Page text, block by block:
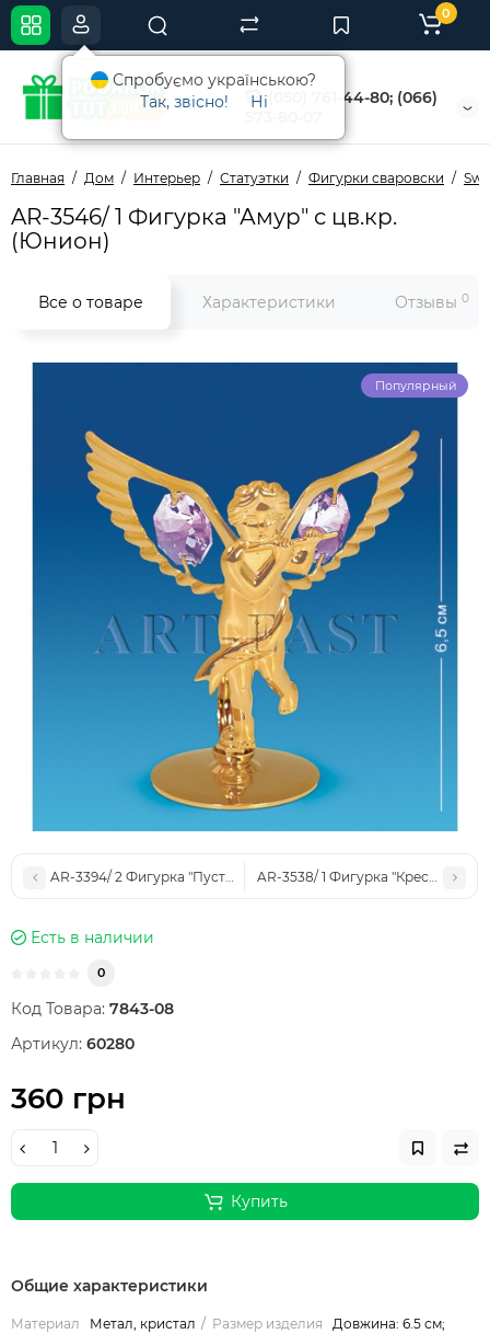
(050) 761-44-80; (066)
0
Главная Дом Интерьер Статуэтки Фигурки сваровски
AR-3546/ 1 Фигурка "Амур" с цв.кр.
(Юнион)
Все о товаре Характеристики Отзывы 0
Популярный
AR-3394/ 2 Фигурка "Пустышка" с цв.кр. (Юнион)
AR-3538/ 1 Фигурка "Крест" с
Есть в наличии
0
Код Товара: 7843-08
Артикул: 60280
360 грн
Купить
Общие характеристики
Материал Метал, кристал Размер изделия
Довжина: 6.5 см;
Спробуємо українською?
Так, звісно!
Ні